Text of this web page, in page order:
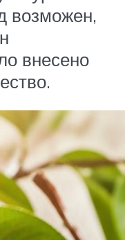
возможен,
внесено